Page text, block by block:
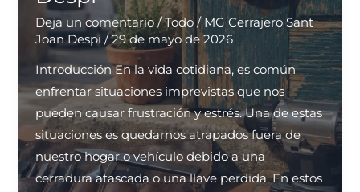
calidad-
precio?
Deja un comentario /Todo / MG Cerrajero Sant
Joan Despi/29 de mayo de 2026
Introducción En la vida cotidiana, es común
enfrentar situaciones imprevistas que nos
pueden causar frustración y estrés. Una de estas
situaciones es quedarnos atrapados fuera de
nuestro hogar o vehículo debido a una
cerradura atascada o una llave perdida. En estos